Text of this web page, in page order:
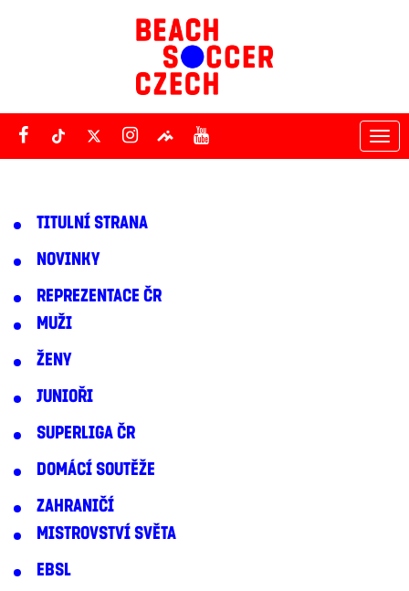
TITULNÍ STRANA
NOVINKY
REPREZENTACE ČR
MUŽI
ŽENY
JUNIOŘI
SUPERLIGA ČR
DOMÁCÍ SOUTĚŽE
ZAHRANIČÍ
MISTROVSTVÍ SVĚTA
EBSL